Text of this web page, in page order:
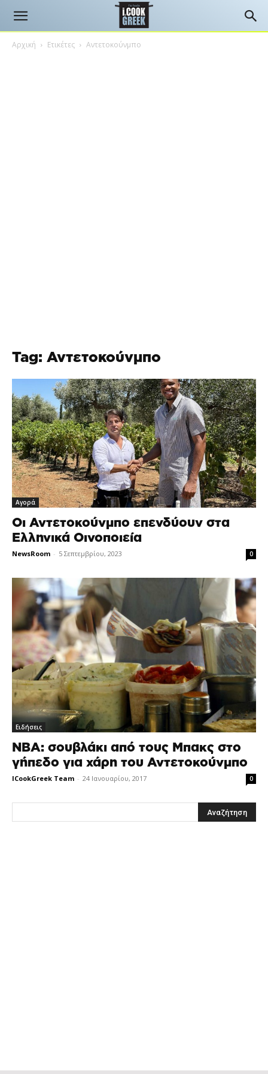
Αρχική Ετικέτες Αντετοκούνμπο
Tag: Αντετοκούνμπο
Αγορά
Οι Αντετοκούνμπο επενδύουν στα
Ελληνικά Οινοποιεία
NewsRoom - 5 Σεπτεμβρίου, 2023 0
Ειδήσεις
NBA: σουβλάκι από τους Μπακς στο
γήπεδο για χάρη του Αντετοκούνμπο
ICookGreek Team - 24 Ιανουαρίου, 2017 0